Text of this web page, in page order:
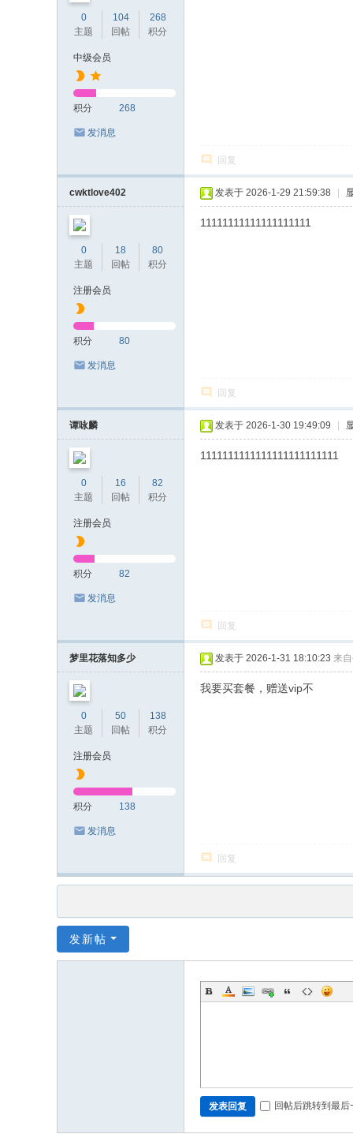
0
主题
104
回帖
268
积分
中级会员
积分 268
发消息
回复
cwktlove402
0
主题
18
回帖
80
积分
注册会员
积分 80
发消息
发表于 2026-1-29 21:59:38
11111111111111111111
回复
谭咏麟
0
主题
16
回帖
82
积分
注册会员
积分 82
发消息
发表于 2026-1-30 19:49:09
1111111111111111111111111
回复
梦里花落知多少
0
主题
50
回帖
138
积分
注册会员
积分 138
发消息
发表于 2026-1-31 18:10:23 来
我要买套餐，赠送vip不
回复
发新帖
发表回复 回帖后跳转到最后